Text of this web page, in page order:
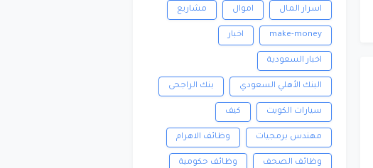
اسرار المال اموال مشاريع
make-money اخبار
اخبار السعودية
البنك الأهلي السعودي بنك الراجحى
سيارات الكويت كيف
مهندس برمجيات وظائف الاهرام
وظائف الصحف وظائف حكومية